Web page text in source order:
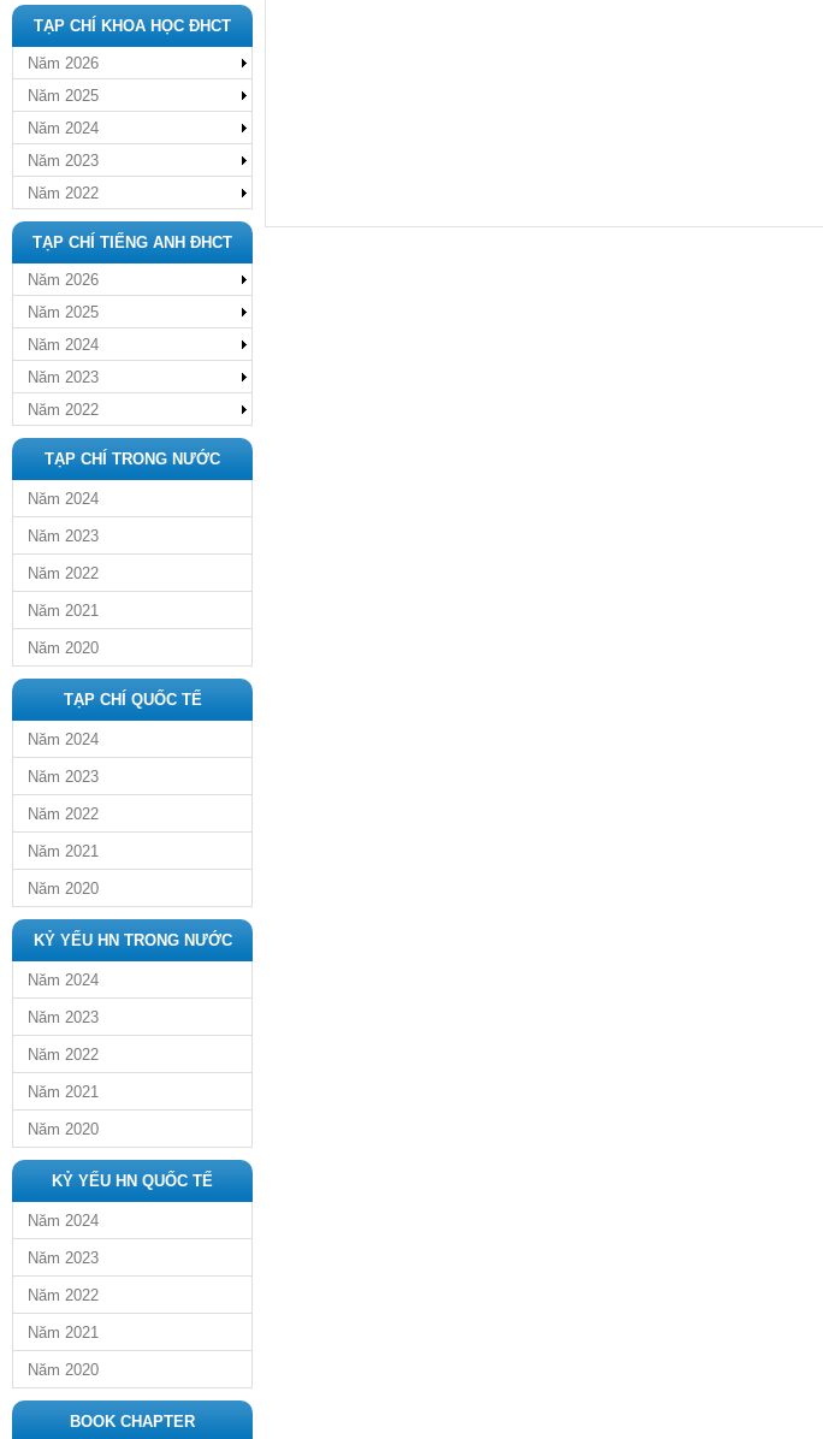
TẠP CHÍ KHOA HỌC ĐHCT
Năm 2026
Năm 2025
Năm 2024
Năm 2023
Năm 2022
TẠP CHÍ TIẾNG ANH ĐHCT
Năm 2026
Năm 2025
Năm 2024
Năm 2023
Năm 2022
TẠP CHÍ TRONG NƯỚC
Năm 2024
Năm 2023
Năm 2022
Năm 2021
Năm 2020
TẠP CHÍ QUỐC TẾ
Năm 2024
Năm 2023
Năm 2022
Năm 2021
Năm 2020
KỶ YẾU HN TRONG NƯỚC
Năm 2024
Năm 2023
Năm 2022
Năm 2021
Năm 2020
KỶ YẾU HN QUỐC TẾ
Năm 2024
Năm 2023
Năm 2022
Năm 2021
Năm 2020
BOOK CHAPTER